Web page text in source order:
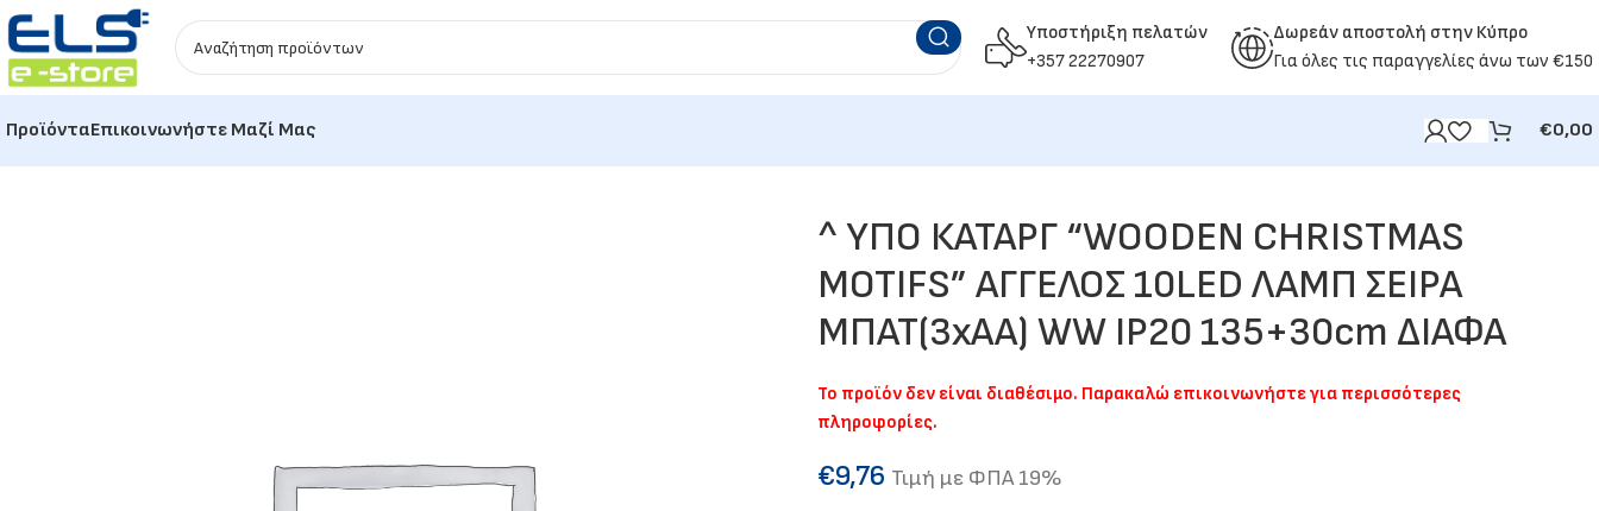
Υποστήριξη πελατών
+357 22270907
Δωρεάν αποστολή στην Κύπρο
Για όλες τις παραγγελίες άνω των €150
ΠροϊόνταΕπικοινωνήστε Μαζί Μας €0,00
^ ΥΠΟ ΚΑΤΑΡΓ “WOODEN CHRISTMAS
MOTIFS” ΑΓΓΕΛΟΣ 10LED ΛΑΜΠ ΣΕΙΡΑ
ΜΠΑΤ(3xAA) WW IP20 135+30cm ΔΙΑΦΑ
Το προϊόν δεν είναι διαθέσιμο. Παρακαλώ επικοινωνήστε για περισσότερες
πληροφορίες.
€9,76 Τιμή με ΦΠΑ 19%